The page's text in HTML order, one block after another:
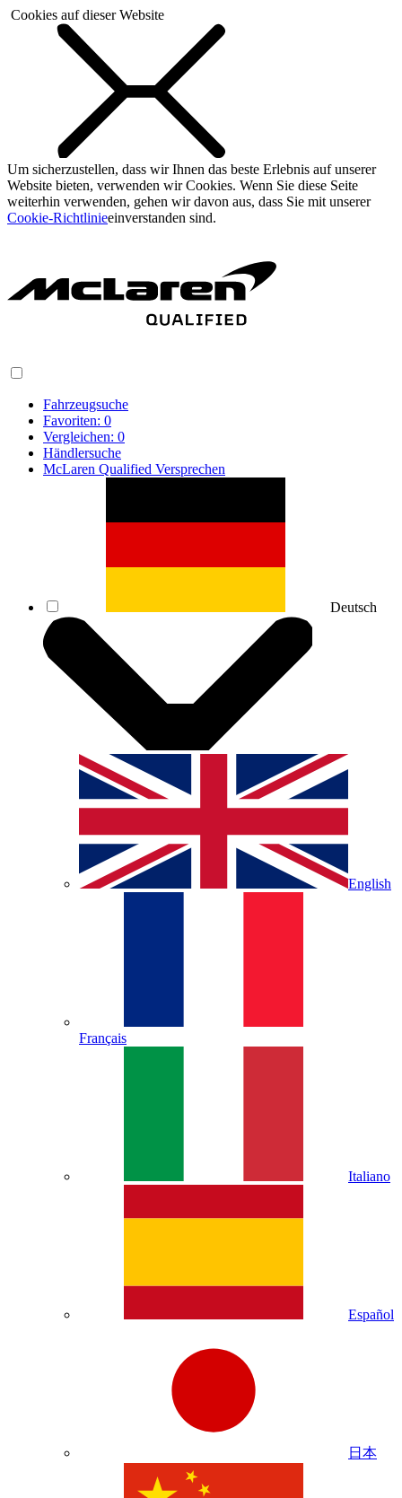
Cookies auf dieser Website
Um sicherzustellen, dass wir Ihnen das beste Erlebnis auf unserer
Website bieten, verwenden wir Cookies. Wenn Sie diese Seite
weiterhin verwenden, gehen wir davon aus, dass Sie mit unserer
Cookie-Richtlinieeinverstanden sind.
Fahrzeugsuche
Favoriten: 0
Vergleichen: 0
Händlersuche
McLaren Qualified Versprechen
Deutsch
English
Français
Italiano
Español
日本